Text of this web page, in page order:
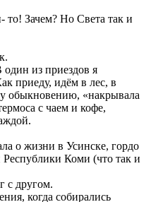
то! Зачем? Но Света так и
из приездов я
приеду, идём в лес, в
обыкновению, «накрывала
с чаем и кофе,
о жизни в Усинске, гордо
Республики Коми (что так и
с другом.
когда собирались